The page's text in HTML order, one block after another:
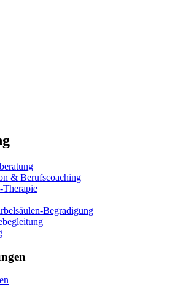
& Berufscoaching
Therapie
Begradigung